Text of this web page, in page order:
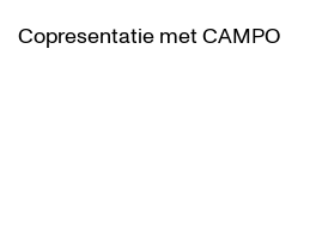
Copresentatie met CAMPO